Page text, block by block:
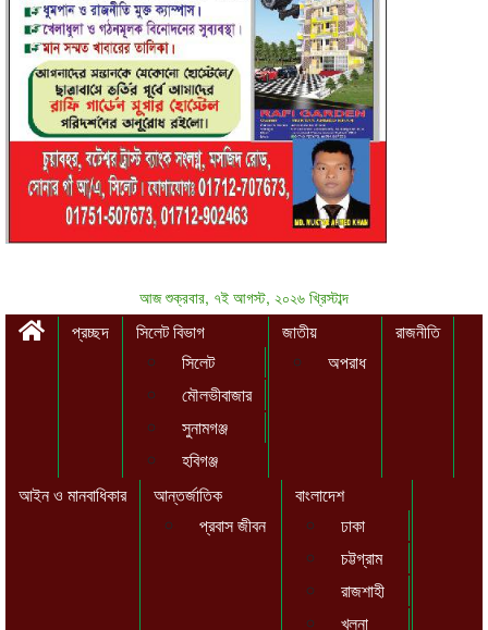
আজ শুক্রবার, ৭ই আগস্ট, ২০২৬ খ্রিস্টাব্দ
প্রচ্ছদ
সিলেট বিভাগ
সিলেট
মৌলভীবাজার
সুনামগঞ্জ
হবিগঞ্জ
জাতীয়
অপরাধ
রাজনীতি
আইন ও মানবাধিকার
আন্তর্জাতিক
প্রবাস জীবন
বাংলাদেশ
ঢাকা
চট্টগ্রাম
রাজশাহী
খুলনা